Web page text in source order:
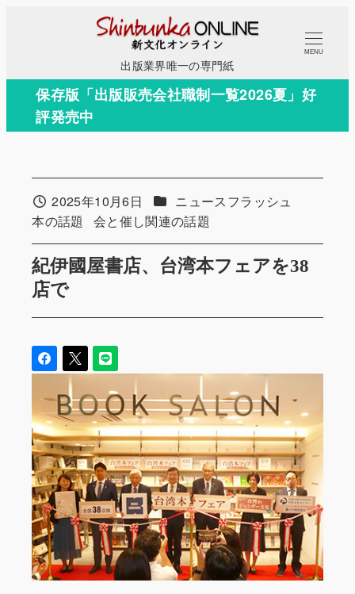
コ
テ
出版業界唯一の専門紙
MENU
保存版「出版販売会社職制一覧2026夏」好
評発売中
紀伊國屋書店、台湾本フェアを38
店で
投稿日2025年10月6日 カテゴリー
ニュースフラッシュ
カテゴリー
本の話題 カテゴリー
会と催し関連の話題